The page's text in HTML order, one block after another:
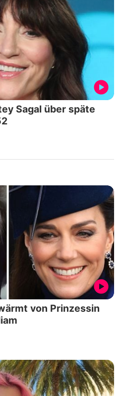
Sagal über späte
von Prinzessin